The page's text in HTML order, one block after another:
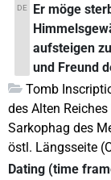
DE
Er möge
aufsteigen
und Freund
Tomb
des Alten Reiches
Sarkophag des
östl. Längsseite
Dating (time